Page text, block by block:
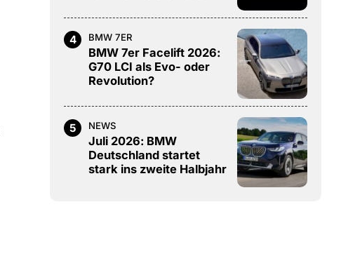
4 BMW 7ER
BMW 7er Facelift 2026:
G70 LCI als Evo- oder
Revolution?
5 NEWS
Juli 2026: BMW
Deutschland startet
stark ins zweite Halbjahr